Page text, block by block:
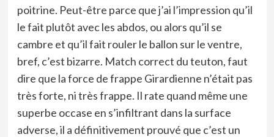
poitrine. Peut-être parce que j’ai l’impression qu’il
le fait plutôt avec les abdos, ou alors qu’il se
cambre et qu’il fait rouler le ballon sur le ventre,
bref, c’est bizarre. Match correct du teuton, faut
dire que la force de frappe Girardienne n’était pas
très forte, ni très frappe. Il rate quand même une
superbe occase en s’infiltrant dans la surface
adverse, il a définitivement prouvé que c’est un